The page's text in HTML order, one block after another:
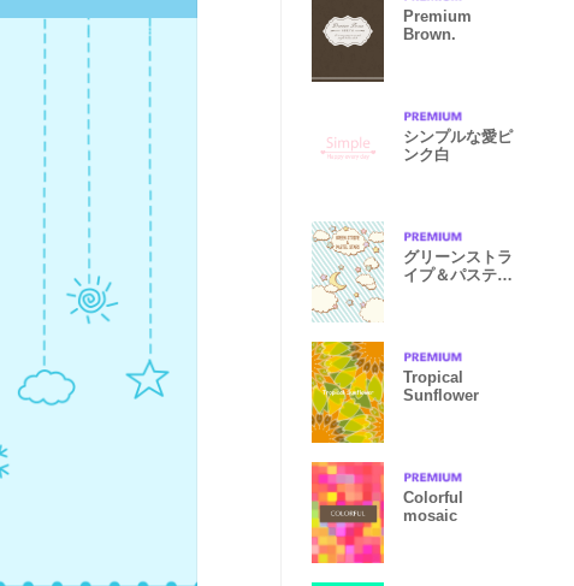
Premium
Brown.
シンプルな愛ピ
ンク白
グリーンストラ
イプ＆パステル
Tropical
Sunflower
Colorful
mosaic